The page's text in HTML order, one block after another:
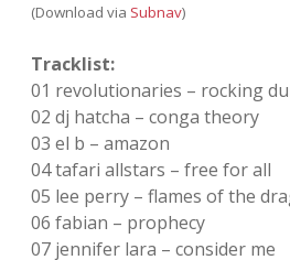
Adventskalender
Adventskalender
Adventskalender
(Download via Subnav)
Tracklist:
01 revolutionaries – rocking
02 dj hatcha – conga theory
03 el b – amazon
04 tafari allstars – free for all
05 lee perry – flames of the
06 fabian – prophecy
07 jennifer lara – consider me